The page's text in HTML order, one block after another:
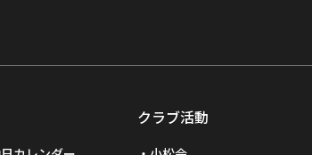
クラブ活動